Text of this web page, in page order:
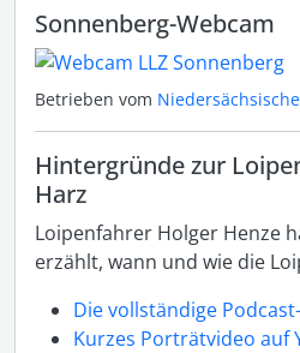
Sonnenberg-Webcam
Betrieben vom
Hintergründe zur
Harz
Loipenfahrer Holger Henze
erzählt, wann und wie die
Die vollständige
Kurzes Porträtvideo auf